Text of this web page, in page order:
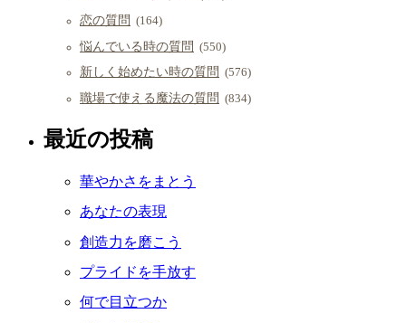
恋の質問 (164)
悩んでいる時の質問 (550)
新しく始めたい時の質問 (576)
職場で使える魔法の質問 (834)
最近の投稿
華やかさをまとう
あなたの表現
創造力を磨こう
プライドを手放す
何で目立つか